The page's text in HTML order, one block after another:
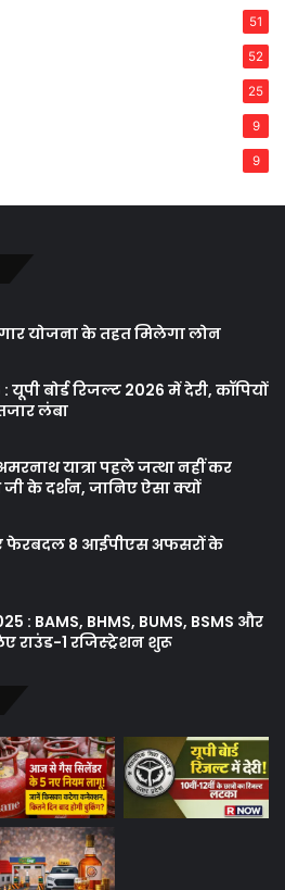
51
52
25
9
9
योजना के तहत मिलेगा लोन
बोर्ड रिजल्ट 2026 में देरी, कॉपियों
लंबा
यात्रा पहले जत्था नहीं कर
के दर्शन, जानिए ऐसा क्यों
फेरबदल 8 आईपीएस अफसरों के
: BAMS, BHMS, BUMS, BSMS और
राउंड-1 रजिस्ट्रेशन शुरू